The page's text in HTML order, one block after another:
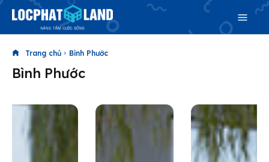
Search
Search
Phiên bản cập nhật V3
& tìm kiếm nhanh chóng hơn
Trang chủ Bình Phước
Bình Phước